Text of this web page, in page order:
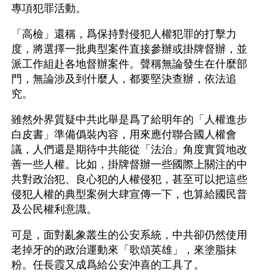
專項犯罪活動。
「高檢」還稱，爲保持對侵犯人權犯罪的打擊力
度，將選擇一批典型案件直接參辦或掛牌督辦，並
派工作組赴各地督辦案件。聲稱無論發生在什麼部
門，無論涉及到什麼人，都要堅決查辦，依法追
究。
雖然外界質疑中共此舉是爲了給明年的「人權進步
白皮書」準備僞裝內容，用來應付聯合國人權會
議，人們還是期待中共能從「法治」角度實質地改
善一些人權。比如，掛牌督辦一些國際上關注的中
共對政治犯、良心犯的人權侵犯，甚至可以把這些
侵犯人權的典型案例大肆宣傳一下，也算給國民普
及公民權利意識。
可是，面對亂象叢生的公安系統，中共卻仍然使用
老掉牙的的政治運動來「歌頌英雄」，來塗脂抹
粉。任長霞又成爲給公安沖喜的工具了。